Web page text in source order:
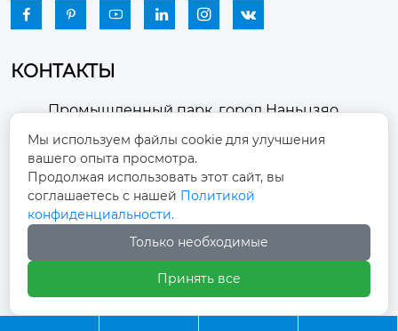
     
КОНТАКТЫ

Промышленный парк, город Наньцзяо,
район Чжоуцунь, город Цзыбо, провинция
Шаньдун
 winston-xu@hengdingfan.com
+86-13806434669
 +86 13806434669
Мы используем файлы cookie для улучшения
вашего опыта просмотра.
Продолжая использовать этот сайт, вы
соглашаетесь с нашей Политикой
конфиденциальности.
Только необходимые
Принять все